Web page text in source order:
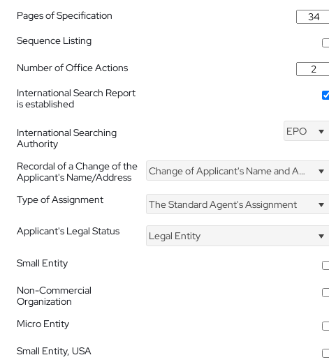
Pages of Specification
Sequence Listing
Number of Office Actions
International Search Report
is established
International Searching
Authority
EPO
Recordal of a Change of the
Applicant's Name/Address
Change of Applicant's Name and Address
Type of Assignment The Standard Agent's Assignment
Applicant's Legal Status
Legal Entity
Small Entity
Non-Commercial
Organization
Micro Entity
Small Entity, USA